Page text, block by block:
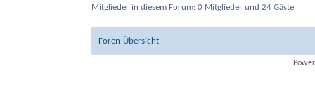
Mitglieder in diesem Forum: 0 Mitglieder und 24 Gäste
Foren-Übersicht